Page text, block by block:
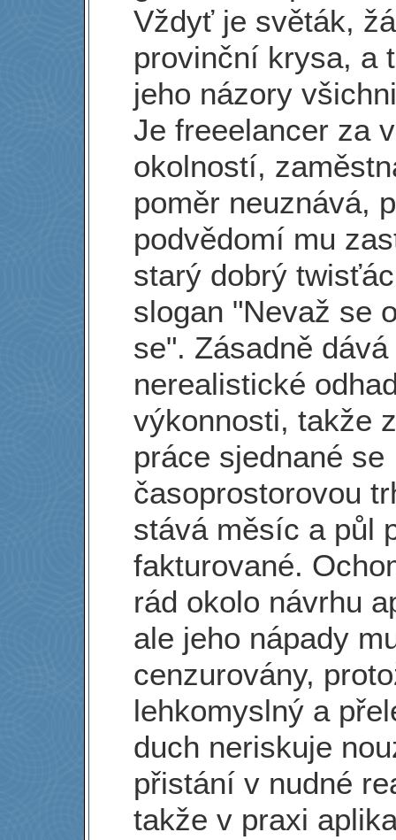
Vždyť je světák,
provinční krysa, a
jeho názory
Je freeelancer za
okolností,
poměr neuznává,
podvědomí mu
starý dobrý
slogan "Nevaž se
se". Zásadně dává
nerealistické
výkonnosti, takže
práce sjednané se
časoprostorovou
stává měsíc a půl
fakturované.
rád okolo návrhu
ale jeho nápady
cenzurovány,
lehkomyslný a
duch neriskuje
přistání v nudné
takže v praxi